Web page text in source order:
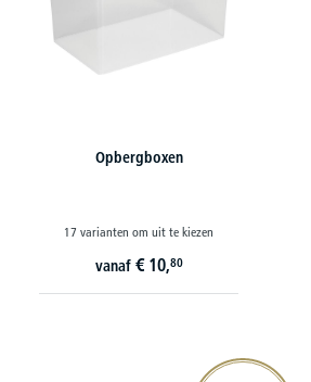
Opbergboxen
17 varianten om uit te kiezen
vanaf € 10,80
20€ korting verzekeren